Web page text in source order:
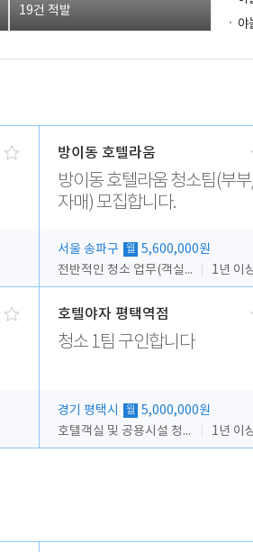
19건 적발
방이동 호텔라움
방이동 호텔라움 청소팀(부
자매) 모집합니다.
서울 송파구 월
5,600,000원
전반적인 청소 업무(객실청소.객실정리)
1년 이
호텔야자 평택역점
청소 1팀 구인합니다
경기 평택시 월
5,000,000원
호텔객실 및 공용시설 청소 관리
1년 이